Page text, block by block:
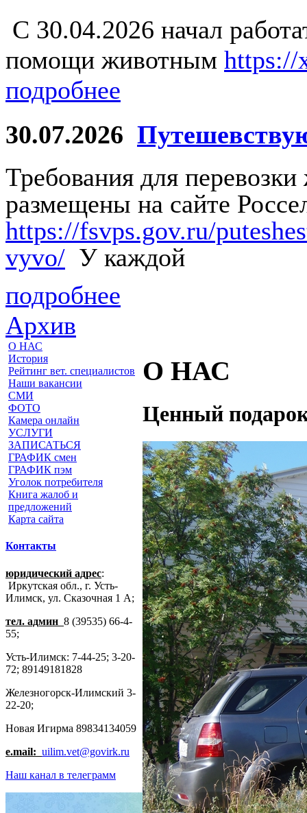
С 30.04.2026 начал
помощи животным https://
подробнее
30.07.2026
Требования для
размещены на сайте
https://fsvps.gov.ru/
vyvo/ У каждой
подробнее
Архив
О НАС
История
Рейтинг вет. специалистов
Наши вакансии
СМИ
ФОТО
Камера онлайн
УСЛУГИ
ЗАПИСАТЬСЯ
ГРАФИК смен
ГРАФИК пэм
Уголок потребителя
Книга жалоб и
предложений
Карта сайта
Контакты
юридический адрес:
Иркутская обл., г. Усть-
Илимск, ул. Сказочная 1 А;
тел. админ 8 (39535) 66-4-
55;
Усть-Илимск: 7-44-25; 3-20-
72; 89149181828
Железногорск-Илимский 3-
22-20;
Новая Игирма 89834134059
e.mail: uilim.vet@govirk.ru
Наш канал в телеграмм
О НАС
Ценный